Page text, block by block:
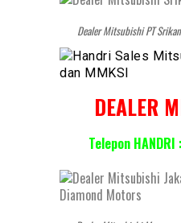
Dealer Mitsubishi PT
DEALER
Telepon